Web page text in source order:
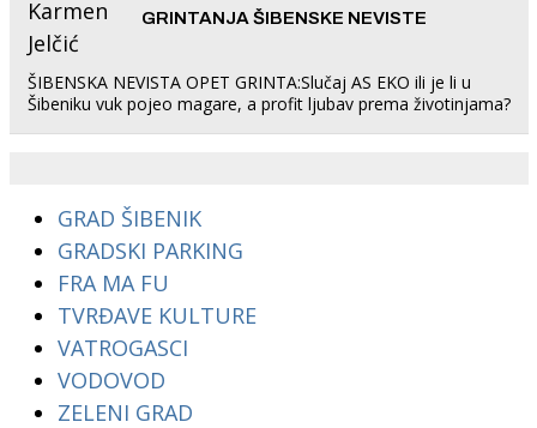
GRINTANJA ŠIBENSKE NEVISTE
ŠIBENSKA NEVISTA OPET GRINTA:Slučaj AS EKO ili je li u
Šibeniku vuk pojeo magare, a profit ljubav prema životinjama?
GRAD ŠIBENIK
GRADSKI PARKING
FRA MA FU
TVRĐAVE KULTURE
VATROGASCI
VODOVOD
ZELENI GRAD